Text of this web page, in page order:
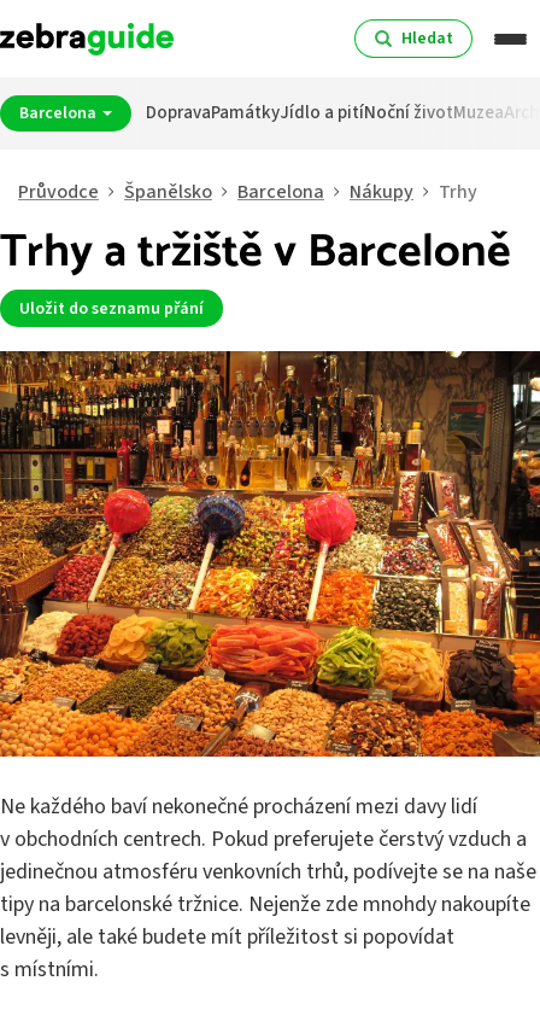
Hledat
Barcelona DopravaPamátkyJídlo a pitíNoční životMuzea
Průvodce Španělsko Barcelona Nákupy Trhy
Trhy a tržiště v Barceloně
Uložit do seznamu přání
Ne každého baví nekonečné procházení mezi davy lidí
v obchodních centrech. Pokud preferujete čerstvý vzduch a
jedinečnou atmosféru venkovních trhů, podívejte se na naše
tipy na barcelonské tržnice. Nejenže zde mnohdy nakoupíte
levněji, ale také budete mít příležitost si popovídat
s místními.